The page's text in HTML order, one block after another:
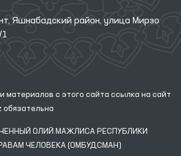
Яшнабадский район, улица Мирзо
1
материалов с этого сайта ссылка на сайт
обязательна
ОЛИЙ МАЖЛИСА РЕСПУБЛИКИ
ЧЕЛОВЕКА (ОМБУДСМАН)